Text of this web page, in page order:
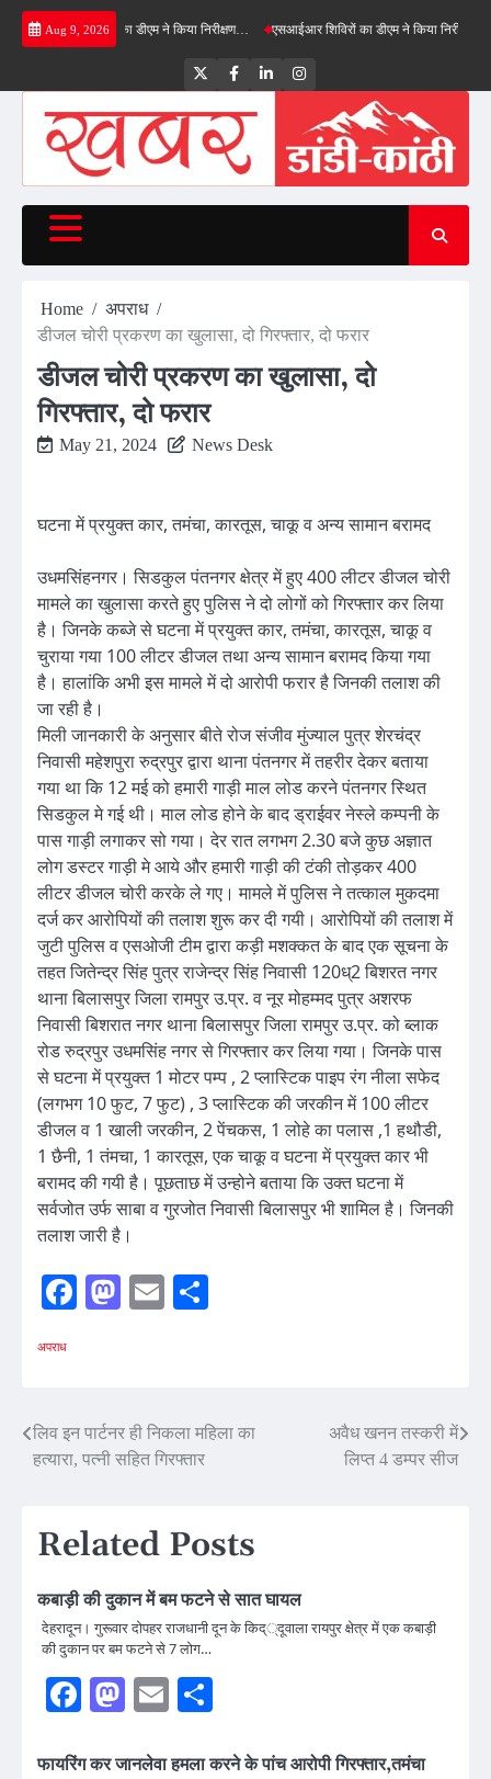
Skip
Aug 9, 2026
बाईपास का डीएम ने किया निरीक्षण… एसआईआर शिविरों का डीएम ने किया निरीक्षण,
TwitterFacebookLinkedInInstagram
Home
अपराध
डीजल चोरी प्रकरण का खुलासा, दो गिरफ्तार, दो फरार
डीजल चोरी प्रकरण का खुलासा, दो
गिरफ्तार, दो फरार
May 21, 2024 News Desk
घटना में प्रयुक्त कार, तमंचा, कारतूस, चाकू व अन्य सामान बरामद
उधमसिंहनगर। सिडकुल पंतनगर क्षेत्र में हुए 400 लीटर डीजल चोरी
मामले का खुलासा करते हुए पुलिस ने दो लोगों को गिरफ्तार कर लिया
है। जिनके कब्जे से घटना में प्रयुक्त कार, तमंचा, कारतूस, चाकू व
चुराया गया 100 लीटर डीजल तथा अन्य सामान बरामद किया गया
है। हालांकि अभी इस मामले में दो आरोपी फरार है जिनकी तलाश की
जा रही है।
मिली जानकारी के अनुसार बीते रोज संजीव मुंज्याल पुत्र शेरचंद्र
निवासी महेशपुरा रुद्रपुर द्वारा थाना पंतनगर में तहरीर देकर बताया
गया था कि 12 मई को हमारी गाड़ी माल लोड करने पंतनगर स्थित
सिडकुल मे गई थी। माल लोड होने के बाद ड्राईवर नेस्ले कम्पनी के
पास गाड़ी लगाकर सो गया। देर रात लगभग 2.30 बजे कुछ अज्ञात
लोग डस्टर गाड़ी मे आये और हमारी गाड़ी की टंकी तोड़कर 400
लीटर डीजल चोरी करके ले गए। मामले में पुलिस ने तत्काल मुकदमा
दर्ज कर आरोपियों की तलाश शुरू कर दी गयी। आरोपियों की तलाश में
जुटी पुलिस व एसओजी टीम द्वारा कड़ी मशक्कत के बाद एक सूचना के
तहत जितेन्द्र सिंह पुत्र राजेन्द्र सिंह निवासी 120ध्2 बिशरत नगर
थाना बिलासपुर जिला रामपुर उ.प्र. व नूर मोहम्मद पुत्र अशरफ
निवासी बिशरात नगर थाना बिलासपुर जिला रामपुर उ.प्र. को ब्लाक
रोड रुद्रपुर उधमसिंह नगर से गिरफ्तार कर लिया गया। जिनके पास
से घटना में प्रयुक्त 1 मोटर पम्प , 2 प्लास्टिक पाइप रंग नीला सफेद
(लगभग 10 फुट, 7 फुट) , 3 प्लास्टिक की जरकीन में 100 लीटर
डीजल व 1 खाली जरकीन, 2 पेंचकस, 1 लोहे का पलास ,1 हथौडी,
1 छैनी, 1 तंमचा, 1 कारतूस, एक चाकू व घटना में प्रयुक्त कार भी
बरामद की गयी है। पूछताछ में उन्होने बताया कि उक्त घटना में
सर्वजोत उर्फ साबा व गुरजोत निवासी बिलासपुर भी शामिल है। जिनकी
तलाश जारी है।
Facebook
Mastodon
Email
अपराध
Post
navigation
लिव इन पार्टनर ही निकला महिला का
हत्यारा, पत्नी सहित गिरफ्तार
अवैध खनन तस्करी में
लिप्त 4 डम्पर सीज
Related Posts
कबाड़ी की दुकान में बम फटने से सात घायल
देहरादून। गुरूवार दोपहर राजधानी दून के किद््दूवाला रायपुर क्षेत्र में एक कबाड़ी
की दुकान पर बम फटने से 7 लोग…
Facebook
Mastodon
Email
फायरिंग कर जानलेवा हमला करने के पांच आरोपी गिरफ्तार,तमंचा